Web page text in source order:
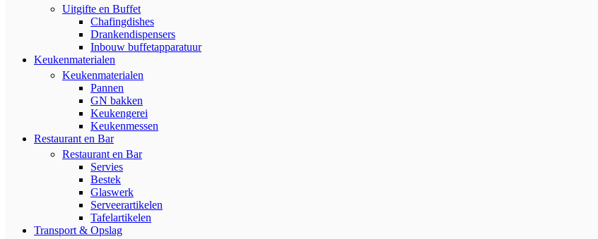
Uitgifte en Buffet
Chafingdishes
Drankendispensers
Inbouw buffetapparatuur
Keukenmaterialen
Keukenmaterialen
Pannen
GN bakken
Keukengerei
Keukenmessen
Restaurant en Bar
Restaurant en Bar
Servies
Bestek
Glaswerk
Serveerartikelen
Tafelartikelen
Transport & Opslag